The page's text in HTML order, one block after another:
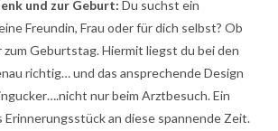
und zur Geburt: Du suchst ein
Freundin, Frau oder für dich selbst? Ob
Geburtstag. Hiermit liegst du bei den
richtig… und das ansprechende Design
nur beim Arztbesuch. Ein
Erinnerungsstück an diese spannende Zeit.